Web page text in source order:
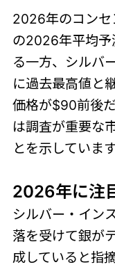
2026年のコンセ
の2026年平均
る一方、シルバ
に過去最高値と
価格が$90前後
は調査が重要な
とを示しています
2026年に注
シルバー・イン
落を受けて銀が
成していると指